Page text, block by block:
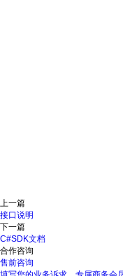
上一篇
接口说明
下一篇
C#SDK文档
合作咨询
售前咨询